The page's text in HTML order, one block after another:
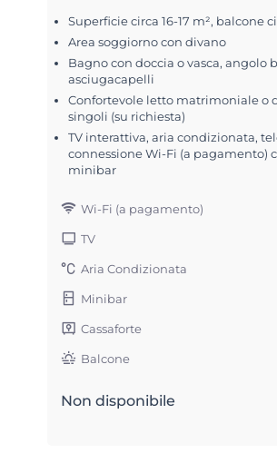
Superficie circa 16-17 m², balcone
Area soggiorno con divano
Bagno con doccia o vasca, angolo
asciugacapelli
Confortevole letto matrimoniale o
singoli (su richiesta)
TV interattiva, aria condizionata,
connessione Wi-Fi (a pagamento)
minibar
Wi-Fi (a pagamento)
TV
Aria Condizionata
Minibar
Cassaforte
Balcone
Non disponibile